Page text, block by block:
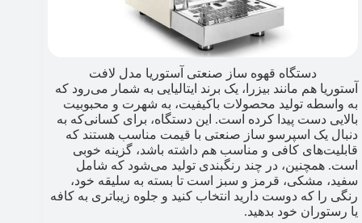
دستگاه قهوه ساز صنعتی آستوریا مدل لافت
آستوریا هم مانند بیزرا، یک برند ایتالیایی به شمار می‌رود که
به واسطه تولید محصولات باکیفیت، به شهرت و محبوبیت
بالایی دست پیدا کرده است. این دستگاه، برای کسانی‌که به
دنبال یک اسپرسو ساز صنعتی با قیمت مناسب هستند که
قابلیت‌های کافی و مناسب هم داشته باشد، گزینه خوبی
است. همچنین، در چند رنگبندی تولید می‌شود که شامل
سفید، مشکی، قرمز و سبز است تا بسته به سلیقه خود،
رنگی را که دوست دارید انتخاب کنید و جلوه زیباتری به کافه
یا رستوران خود بدهید.